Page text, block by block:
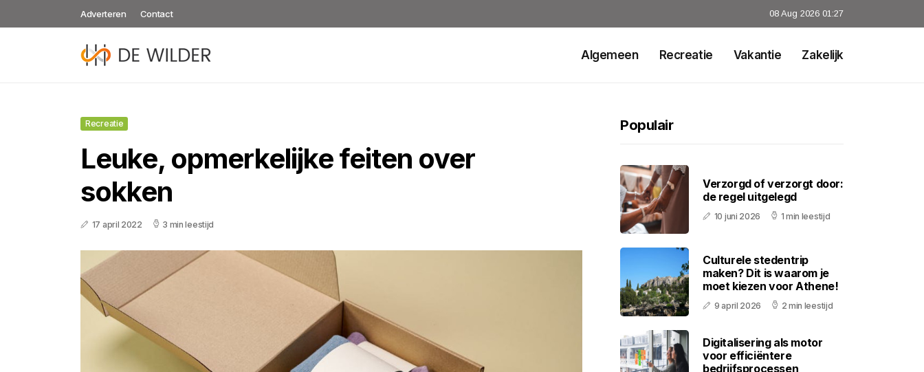
Adverteren Contact 08 Aug 2026 01:27
Algemeen Recreatie Vakantie Zakelijk
Recreatie
Leuke, opmerkelijke feiten over
sokken
17 april 2022 3 min leestijd
Populair
Verzorgd of verzorgt door:
de regel uitgelegd
10 juni 2026 1 min leestijd
Culturele stedentrip
maken? Dit is waarom je
moet kiezen voor Athene!
9 april 2026 2 min leestijd
Digitalisering als motor
voor efficiëntere
bedrijfsprocessen